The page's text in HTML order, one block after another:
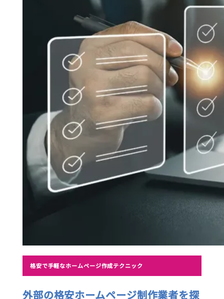
格安で手軽なホームページ作成テクニック
外部の格安ホームページ制作業者を探